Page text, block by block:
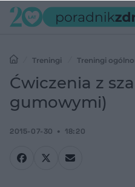
Treningi Treningi
(taśmami gumowymi)
Ćwiczenia z
gumowymi)
2015-07-30 18:20